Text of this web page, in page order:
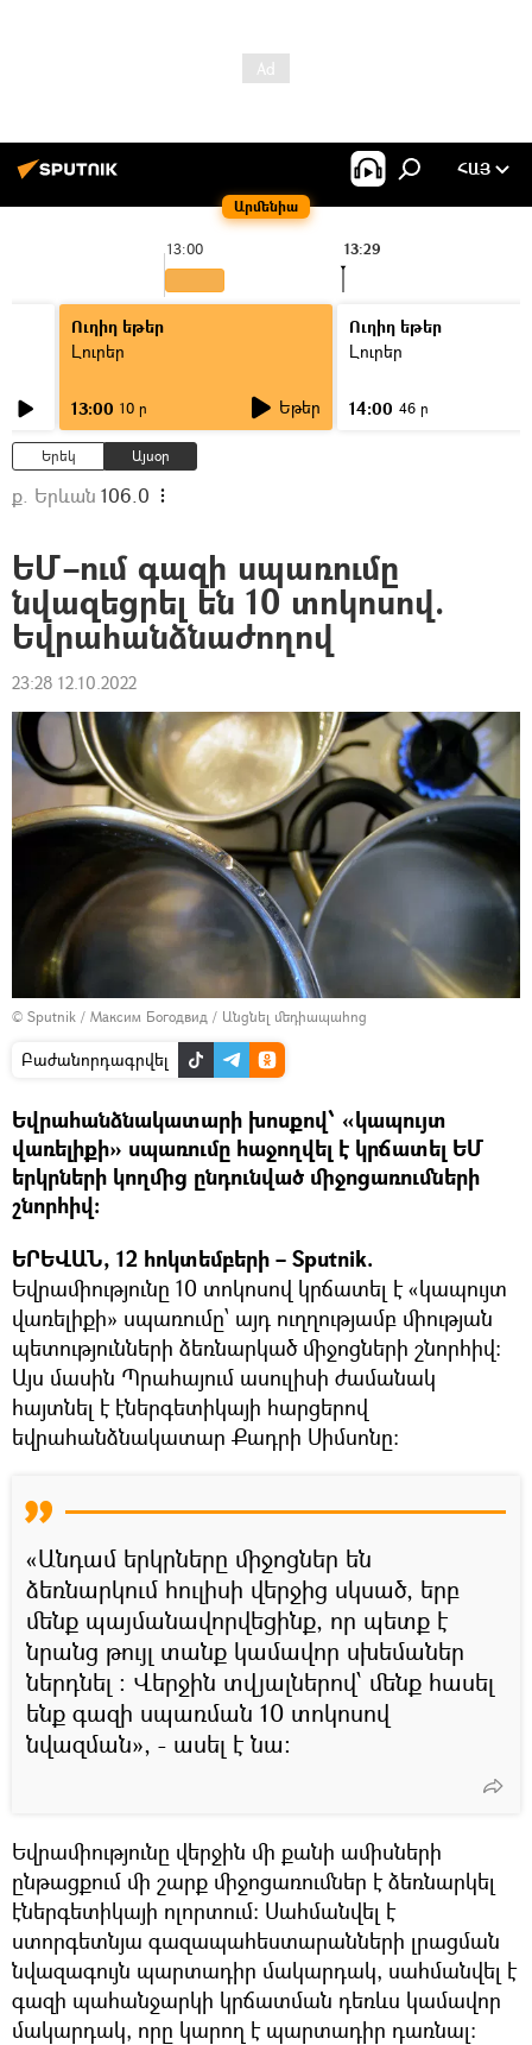
Արմենիա
ՀԱՅ
13:00 13:29
Ուղիղ եթեր
Լուրեր
13:00 10 ր Եթեր
Ուղիղ եթեր
Լուրեր
14:00 46 ր
Երեկ Այսօր
ք. Երևան 106.0
ԵՄ–ում գազի սպառումը
նվազեցրել են 10 տոկոսով.
Եվրահանձնաժողով
23:28 12.10.2022
© Sputnik / Максим Богодвид / Անցնել մեդիապահոց
Բաժանորդագրվել
Եվրահանձնակատարի խոսքով՝ «կապույտ
վառելիքի» սպառումը հաջողվել է կրճատել ԵՄ
երկրների կողմից ընդունված միջոցառումների
շնորհիվ:
ԵՐԵՎԱՆ, 12 հոկտեմբերի – Sputnik.
Եվրամիությունը 10 տոկոսով կրճատել է «կապույտ
վառելիքի» սպառումը՝ այդ ուղղությամբ միության
պետությունների ձեռնարկած միջոցների շնորհիվ:
Այս մասին Պրահայում ասուլիսի ժամանակ
հայտնել է էներգետիկայի հարցերով
եվրահանձնակատար Քադրի Սիմսոնը։
«Անդամ երկրները միջոցներ են
ձեռնարկում հուլիսի վերջից սկսած, երբ
մենք պայմանավորվեցինք, որ պետք է
նրանց թույլ տանք կամավոր սխեմաներ
ներդնել ։ Վերջին տվյալներով՝ մենք հասել
ենք գազի սպառման 10 տոկոսով
նվազման», - ասել է նա։
Եվրամիությունը վերջին մի քանի ամիսների
ընթացքում մի շարք միջոցառումներ է ձեռնարկել
էներգետիկայի ոլորտում։ Սահմանվել է
ստորգետնյա գազապահեստարանների լրացման
նվազագույն պարտադիր մակարդակ, սահմանվել է
գազի պահանջարկի կրճատման դեռևս կամավոր
մակարդակ, որը կարող է պարտադիր դառնալ։